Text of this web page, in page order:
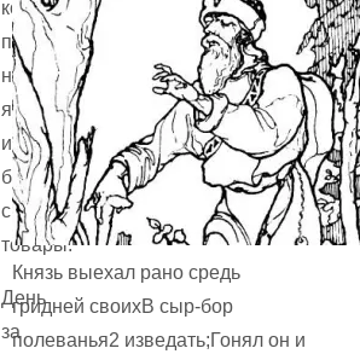
которым
продавал
на
ярмарках
и
базарах
свои
товары.
День
за
Князь выехал рано средь
гридней своихВ сыр-бор
полеванья2 изведать;Гонял он и